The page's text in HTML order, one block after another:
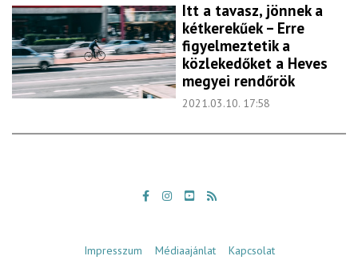
Itt a tavasz, jönnek a
kétkerekűek – Erre
figyelmeztetik a
közlekedőket a Heves
megyei rendőrök
2021.03.10. 17:58
Impresszum Médiaajánlat Kapcsolat